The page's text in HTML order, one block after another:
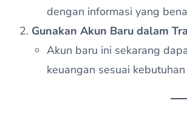
dengan informasi yang
Gunakan Akun Baru dalam
Akun baru ini sekarang
keuangan sesuai